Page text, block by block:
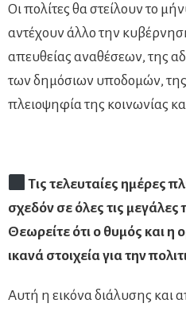
Οι πολίτες θα στείλουν το
αντέχουν άλλο την
απευθείας αναθέσεων, της
των δημόσιων υποδομών, της
πλειοψηφία της κοινωνίας
Τις τελευταίες ημέρες
σχεδόν σε όλες τις
Θεωρείτε ότι ο θυμός και η
ικανά στοιχεία για την
Αυτή η εικόνα διάλυσης και